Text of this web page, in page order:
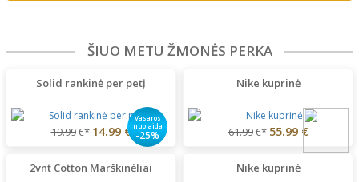
ŠIUO METU ŽMONĖS PERKA
Solid rankinė per petį
Vasaros
nuolaida
-25%
19.99€* 14.99 €
Nike kuprinė
61.99€* 55.99 €
2vnt Cotton Marškinėliai Nike kuprinė